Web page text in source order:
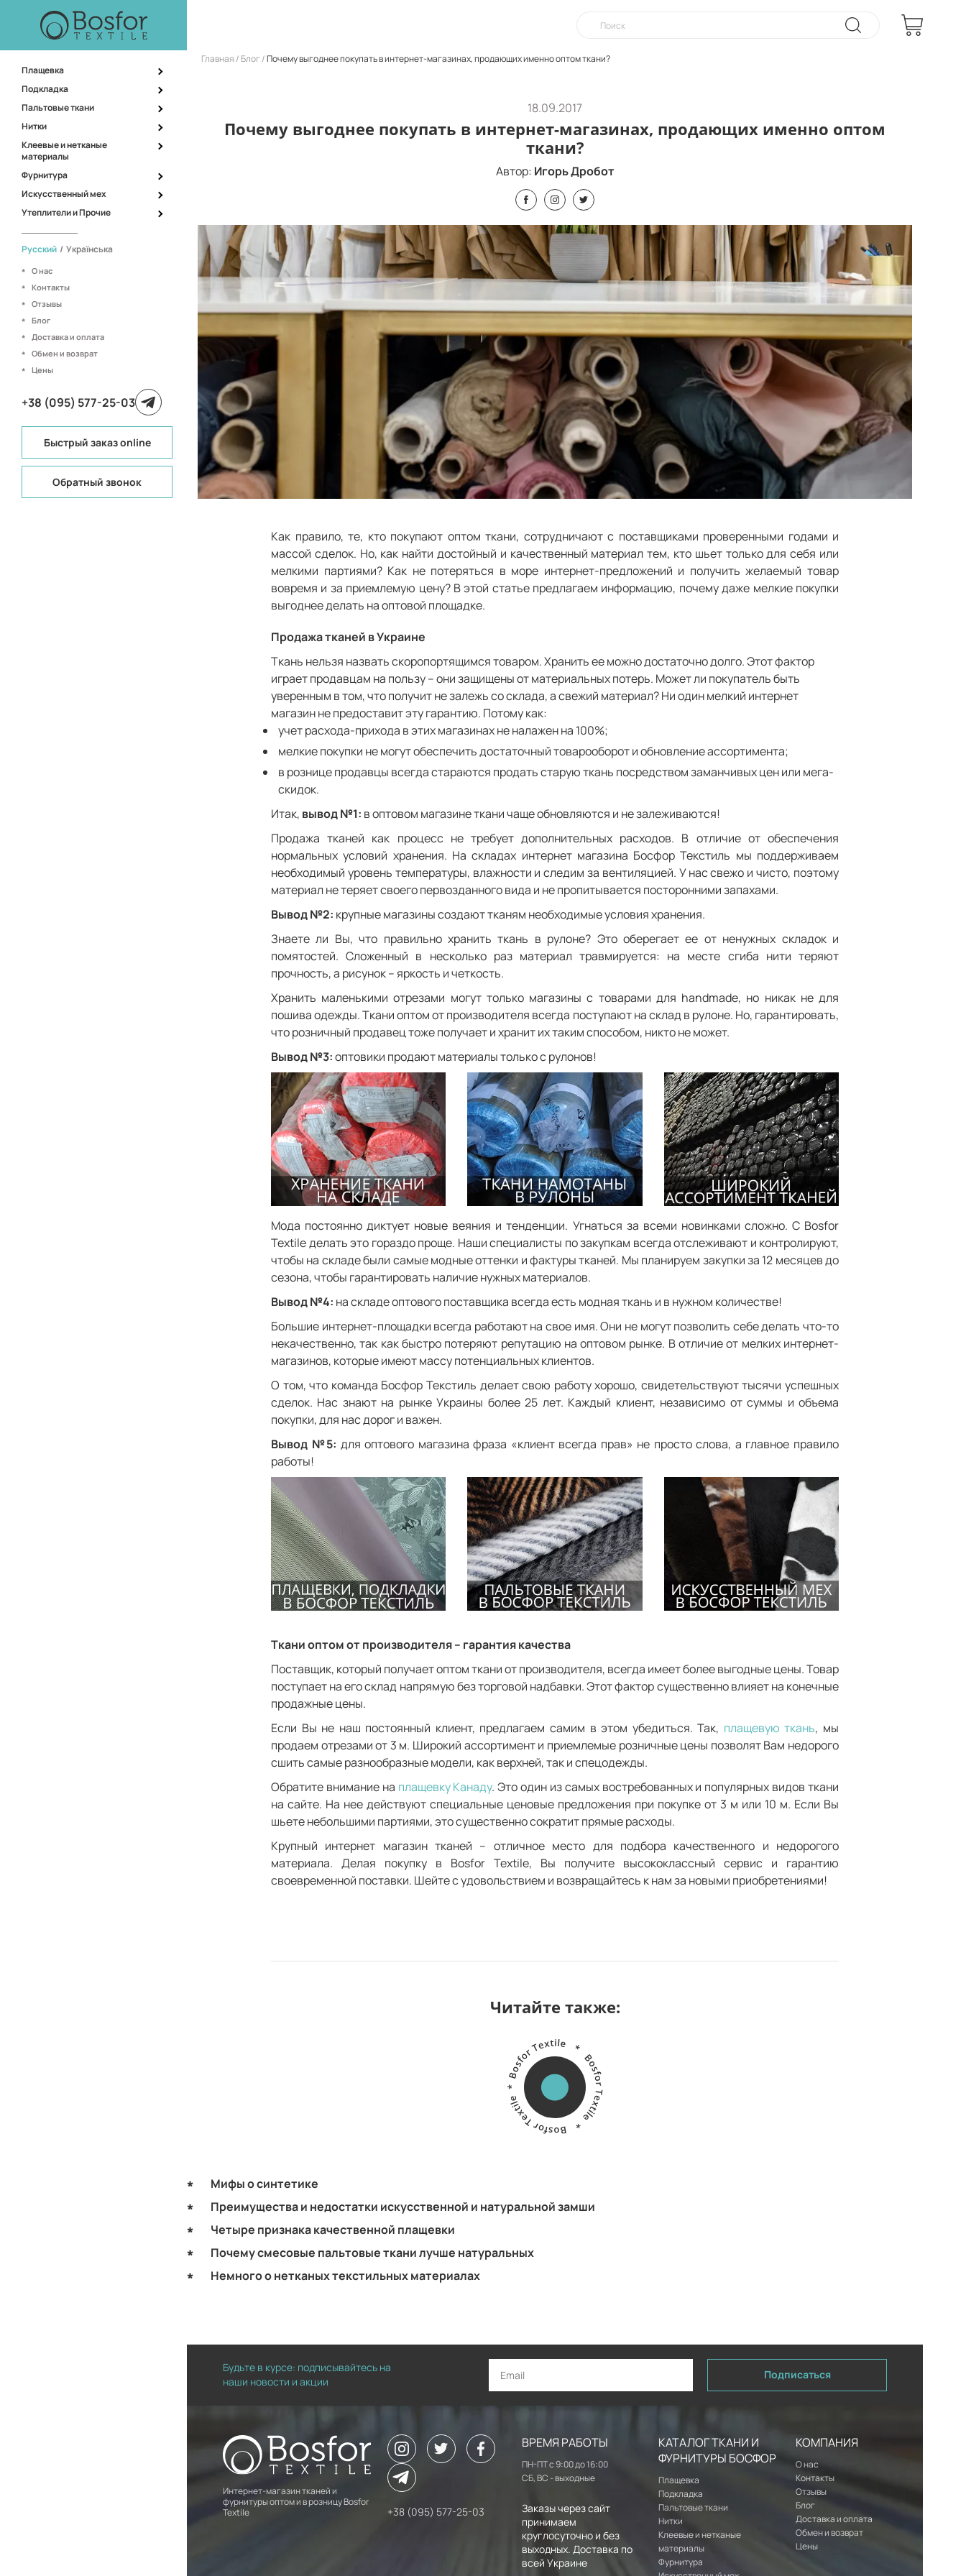
Плащевка
Подкладка
Пальтовые ткани
Нитки
Клеевые и нетканые
материалы
Фурнитура
Искусственный мех
Утеплители и Прочие
Русский / Українська
О нас
Контакты
Отзывы
Блог
Доставка и оплата
Обмен и возврат
Цены
+38 (095) 577-25-03
Быстрый заказ online
Обратный звонок
Главная Блог Почему выгоднее покупать в интернет-магазинах, продающих именно оптом ткани?
18.09.2017
Почему выгоднее покупать в интернет-магазинах, продающих именно оптом
ткани?
Автор: Игорь Дробот
Как правило, те, кто покупают оптом ткани, сотрудничают с поставщиками проверенными годами и
массой сделок. Но, как найти достойный и качественный материал тем, кто шьет только для себя или
мелкими партиями? Как не потеряться в море интернет-предложений и получить желаемый товар
вовремя и за приемлемую цену? В этой статье предлагаем информацию, почему даже мелкие покупки
выгоднее делать на оптовой площадке.
Продажа тканей в Украине
Ткань нельзя назвать скоропортящимся товаром. Хранить ее можно достаточно долго. Этот фактор
играет продавцам на пользу – они защищены от материальных потерь. Может ли покупатель быть
уверенным в том, что получит не залежь со склада, а свежий материал? Ни один мелкий интернет
магазин не предоставит эту гарантию. Потому как:
учет расхода-прихода в этих магазинах не налажен на 100%;
мелкие покупки не могут обеспечить достаточный товарооборот и обновление ассортимента;
в рознице продавцы всегда стараются продать старую ткань посредством заманчивых цен или мега-
скидок.
Итак, вывод №1: в оптовом магазине ткани чаще обновляются и не залеживаются!
Продажа тканей как процесс не требует дополнительных расходов. В отличие от обеспечения
нормальных условий хранения. На складах интернет магазина Босфор Текстиль мы поддерживаем
необходимый уровень температуры, влажности и следим за вентиляцией. У нас свежо и чисто, поэтому
материал не теряет своего первозданного вида и не пропитывается посторонними запахами.
Вывод №2: крупные магазины создают тканям необходимые условия хранения.
Знаете ли Вы, что правильно хранить ткань в рулоне? Это оберегает ее от ненужных складок и
помятостей. Сложенный в несколько раз материал травмируется: на месте сгиба нити теряют
прочность, а рисунок – яркость и четкость.
Хранить маленькими отрезами могут только магазины с товарами для handmade, но никак не для
пошива одежды. Ткани оптом от производителя всегда поступают на склад в рулоне. Но, гарантировать,
что розничный продавец тоже получает и хранит их таким способом, никто не может.
Вывод №3:оптовики продают материалы только с рулонов!
Мода постоянно диктует новые веяния и тенденции. Угнаться за всеми новинками сложно. С Bosfor
Textile делать это гораздо проще. Наши специалисты по закупкам всегда отслеживают и контролируют,
чтобы на складе были самые модные оттенки и фактуры тканей. Мы планируем закупки за 12 месяцев до
сезона, чтобы гарантировать наличие нужных материалов.
Вывод №4: на складе оптового поставщика всегда есть модная ткань и в нужном количестве!
Большие интернет-площадки всегда работают на свое имя. Они не могут позволить себе делать что-то
некачественно, так как быстро потеряют репутацию на оптовом рынке. В отличие от мелких интернет-
магазинов, которые имеют массу потенциальных клиентов.
О том, что команда Босфор Текстиль делает свою работу хорошо, свидетельствуют тысячи успешных
сделок. Нас знают на рынке Украины более 25 лет. Каждый клиент, независимо от суммы и объема
покупки, для нас дорог и важен.
Вывод №5: для оптового магазина фраза «клиент всегда прав» не просто слова, а главное правило
работы!
Ткани оптом от производителя – гарантия качества
Поставщик, который получает оптом ткани от производителя, всегда имеет более выгодные цены. Товар
поступает на его склад напрямую без торговой надбавки. Этот фактор существенно влияет на конечные
продажные цены.
Если Вы не наш постоянный клиент, предлагаем самим в этом убедиться. Так, плащевую ткань, мы
продаем отрезами от 3 м. Широкий ассортимент и приемлемые розничные цены позволят Вам недорого
сшить самые разнообразные модели, как верхней, так и спецодежды.
Обратите внимание на плащевку Канаду. Это один из самых востребованных и популярных видов ткани
на сайте. На нее действуют специальные ценовые предложения при покупке от 3 м или 10 м. Если Вы
шьете небольшими партиями, это существенно сократит прямые расходы.
Крупный интернет магазин тканей – отличное место для подбора качественного и недорогого
материала. Делая покупку в Bosfor Textile, Вы получите высококлассный сервис и гарантию
своевременной поставки. Шейте с удовольствием и возвращайтесь к нам за новыми приобретениями!
Читайте также:
Мифы о синтетике
Преимущества и недостатки искусственной и натуральной замши
Четыре признака качественной плащевки
Почему смесовые пальтовые ткани лучше натуральных
Немного о нетканых текстильных материалах
Будьте в курсе: подписывайтесь на
наши новости и акции
Подписаться
Интернет-магазин тканей и
фурнитуры оптом и в розницу Bosfor
Textile
+38 (095) 577-25-03
ВРЕМЯ РАБОТЫ
ПН-ПТ с 9:00 до 16:00
СБ, ВС - выходные
Заказы через сайт
принимаем
круглосуточно и без
выходных. Доставка по
всей Украине
КАТАЛОГ ТКАНИ И
ФУРНИТУРЫ БОСФОР
Плащевка
Подкладка
Пальтовые ткани
Нитки
Клеевые и нетканые
материалы
Фурнитура
КОМПАНИЯ
О нас
Контакты
Отзывы
Блог
Доставка и оплата
Обмен и возврат
Цены